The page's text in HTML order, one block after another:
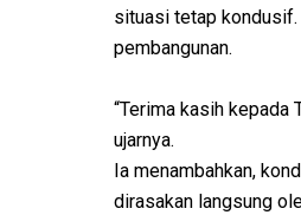
situasi tetap kondusif.
pembangunan.
“Terima kasih kepada
ujarnya.
Ia menambahkan,
dirasakan langsung